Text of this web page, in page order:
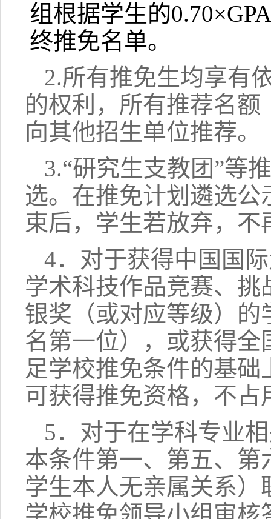
组根据学生的
终推免名单。
2.所有推免生均享有
的权利，所有推荐名
向其他招生单位推荐。
3.“研究生支教团”等
选。在推免计划遴选
束后，学生若放弃，
4．对于获得中国国
学术科技作品竞赛、
银奖（或对应等级）
名第一位），或获得
足学校推免条件的基
可获得推免资格，不占
5．对于在学科专业
本条件第一、第五、
学生本人无亲属关系